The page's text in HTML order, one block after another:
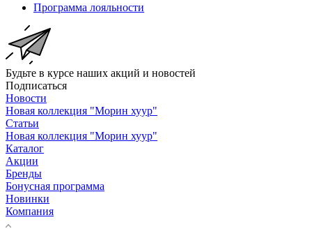
Программа лояльности
Будьте в курсе наших акций и новостей
Подписаться
Новости
Новая коллекция "Морин хуур"
Статьи
Новая коллекция "Морин хуур"
Каталог
Акции
Бренды
Бонусная программа
Новинки
Компания